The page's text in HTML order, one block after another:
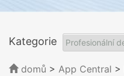
Kategorie
domů > App Central >